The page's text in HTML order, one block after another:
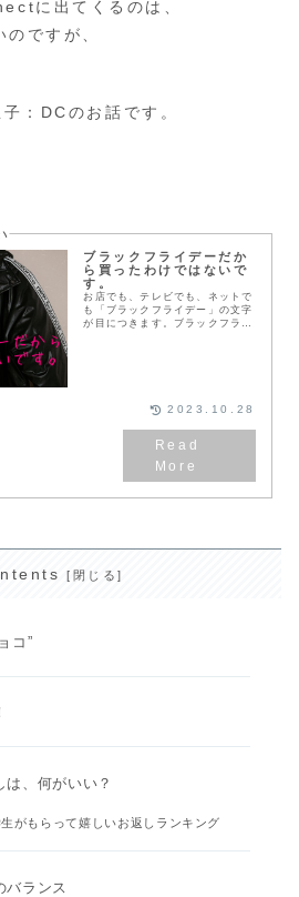
に出てくるのは、
ですが、
：DCのお話です。
ブラックフライデーだか
ら買ったわけではないで
す。
お店でも、テレビでも、ネットで
も「ブラックフライデー」の文字
が目につきます。ブラックフライ
2023.10.28
コ”
は、何がいい？
がもらって嬉しいお返しランキング
バランス